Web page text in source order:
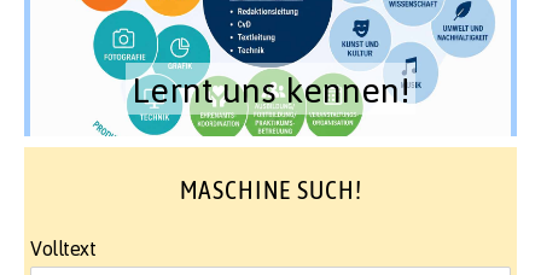
Lernt uns kennen!
MASCHINE SUCH!
Volltext